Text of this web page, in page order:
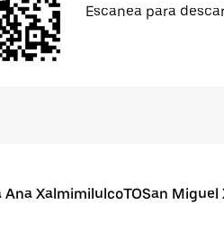
Escanea para
Ana XalmimilulcoTOSan Miguel